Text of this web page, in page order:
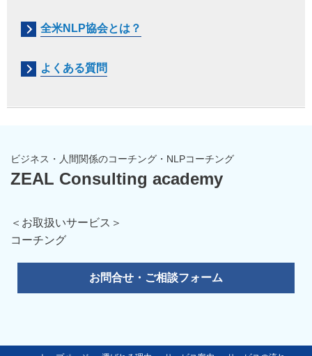
全米NLP協会とは？
よくある質問
ビジネス・人間関係のコーチング・NLPコーチング
ZEAL Consulting academy
＜お取扱いサービス＞
コーチング
お問合せ・ご相談フォーム